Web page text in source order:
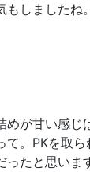
しましたね
が甘い感じ
。PKを取
たと思いま